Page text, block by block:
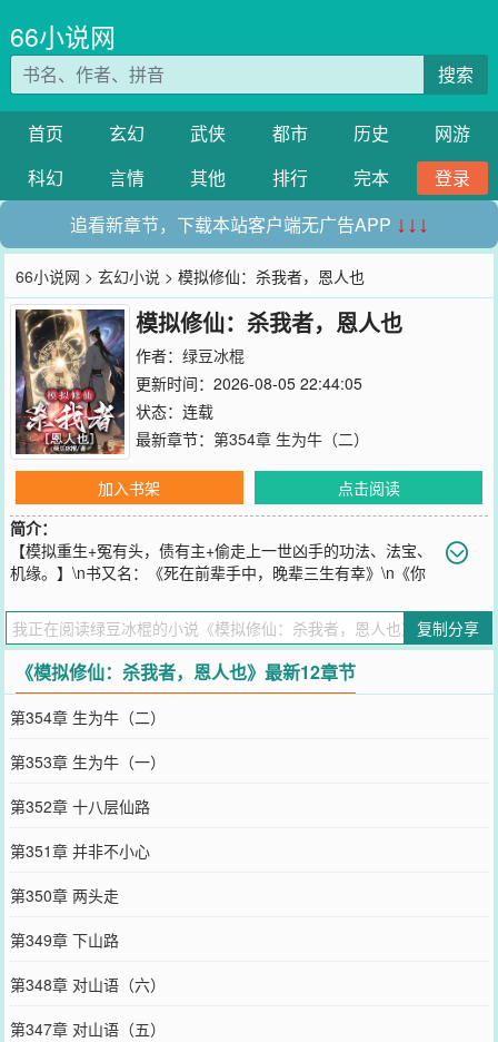
66小说网
搜索
首页 玄幻 武侠 都市 历史
网游
科幻
言情 其他 排行 完本
登录
追看新章节，下载本站客户端无广告APP ↓↓↓
66小说网 >玄幻小说 > 模拟修仙：杀我者，恩人也
模拟修仙：杀我者，恩人也
作者： 绿豆冰棍
更新时间：2026-08-05 22:44:05
状态：连载
最新章节： 第354章 生为牛（二）
加入书架
点击阅读
简介：
【模拟重生+冤有头，债有主+偷走上一世凶手的功法、法宝、
机缘。】\n书又名：《死在前辈手中，晚辈三生有幸》\n《你
是长生不死，另一个是重活一世。”\n王易问：“有没有什么办法，能让
两个贪念一起满足？”\n仙人说：“有的，有的。”\n仙人让他照照镜
子，里面什么都有。
您要是觉得《模拟修仙：杀我者，恩人也》还不错的话请不要忘记向
您QQ群和微博微信里的朋友推荐哦！
复制分享
《模拟修仙：杀我者，恩人也》最新12章节
第354章 生为牛（二）
第353章 生为牛（一）
第352章 十八层仙路
第351章 并非不小心
第350章 两头走
第349章 下山路
第348章 对山语（六）
第347章 对山语（五）